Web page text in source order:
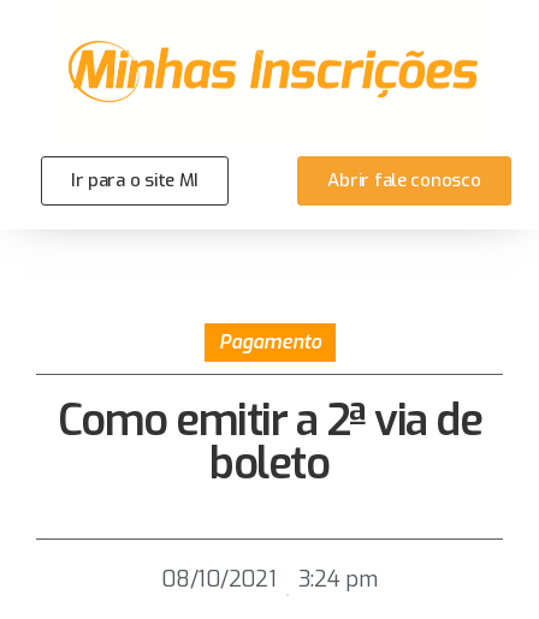
Ir para o site MI Abrir fale conosco
Pagamento
Como emitir a 2ª via de
boleto
08/10/2021 3:24 pm